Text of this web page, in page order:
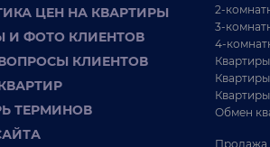
ЦЕН НА КВАРТИРЫ
И ФОТО КЛИЕНТОВ
ВОПРОСЫ КЛИЕНТОВ
ТЕРМИНОВ
2-
3-
4-
Обмен
Продажа